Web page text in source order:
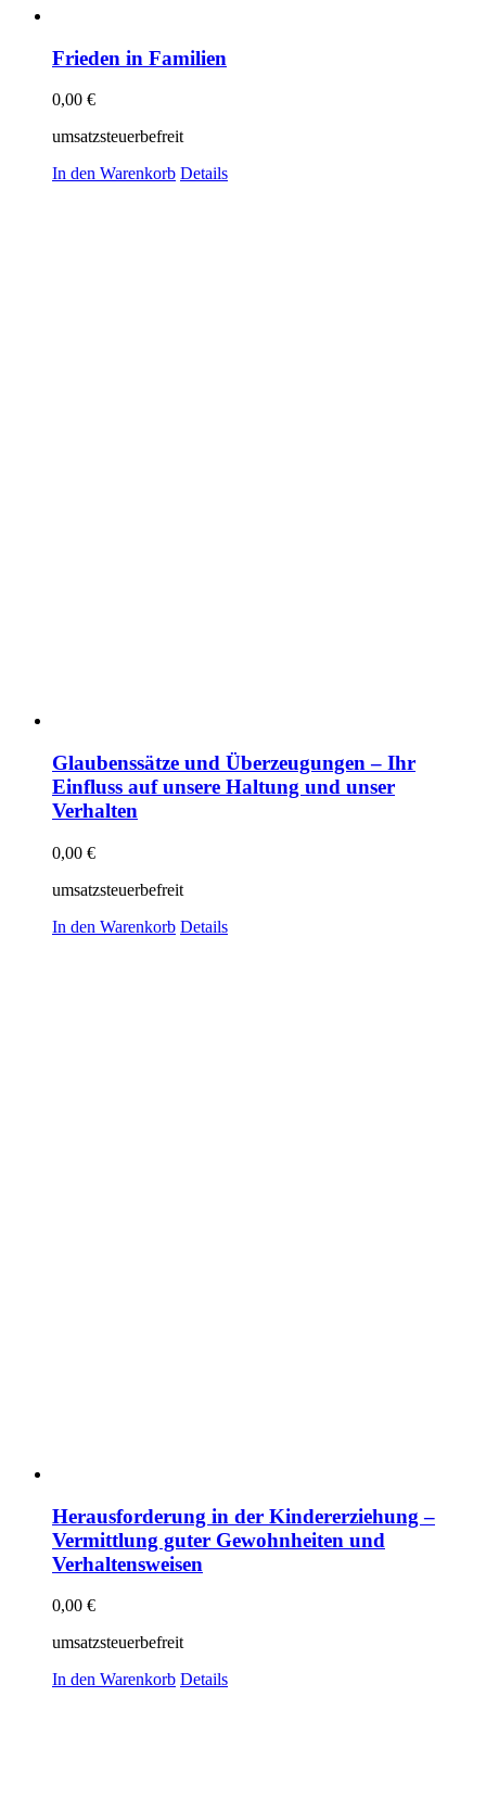
Frieden in Familien
0,00 €
umsatzsteuerbefreit
In den Warenkorb Details
Glaubenssätze und Überzeugungen – Ihr
Einfluss auf unsere Haltung und unser
Verhalten
0,00 €
umsatzsteuerbefreit
In den Warenkorb Details
Herausforderung in der Kindererziehung –
Vermittlung guter Gewohnheiten und
Verhaltensweisen
0,00 €
umsatzsteuerbefreit
In den Warenkorb Details